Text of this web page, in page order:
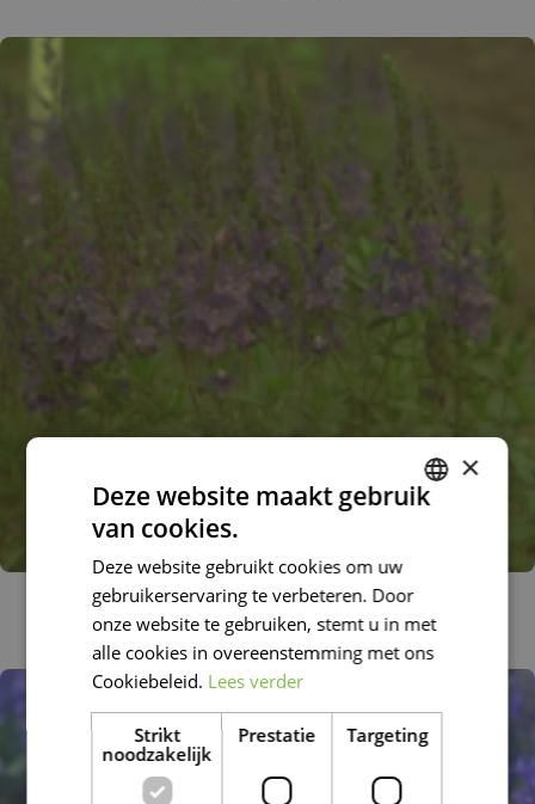
Brede ereprijs
Veronica austriaca
×
Deze website maakt gebruik
van cookies.
Deze website gebruikt cookies om uw
gebruikerservaring te verbeteren. Door
onze website te gebruiken, stemt u in met
alle cookies in overeenstemming met ons
Cookiebeleid. Lees verder
Strikt
noodzakelijk
Prestatie Targeting